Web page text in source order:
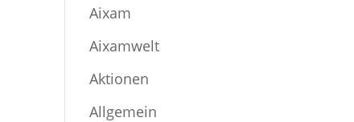
Aixam
Aixamwelt
Aktionen
Allgemein